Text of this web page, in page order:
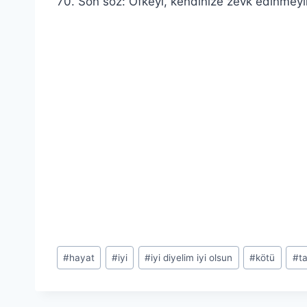
Post
Tags:
#hayat #iyi #iyi diyelim iyi olsun #kötü #